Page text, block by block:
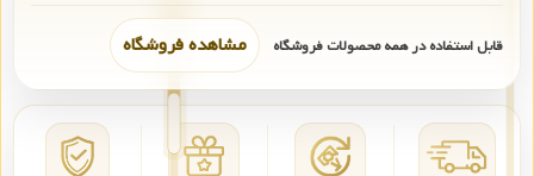
قابل استفاده در همه محصولات فروشگاه مشاهده فروشگاه